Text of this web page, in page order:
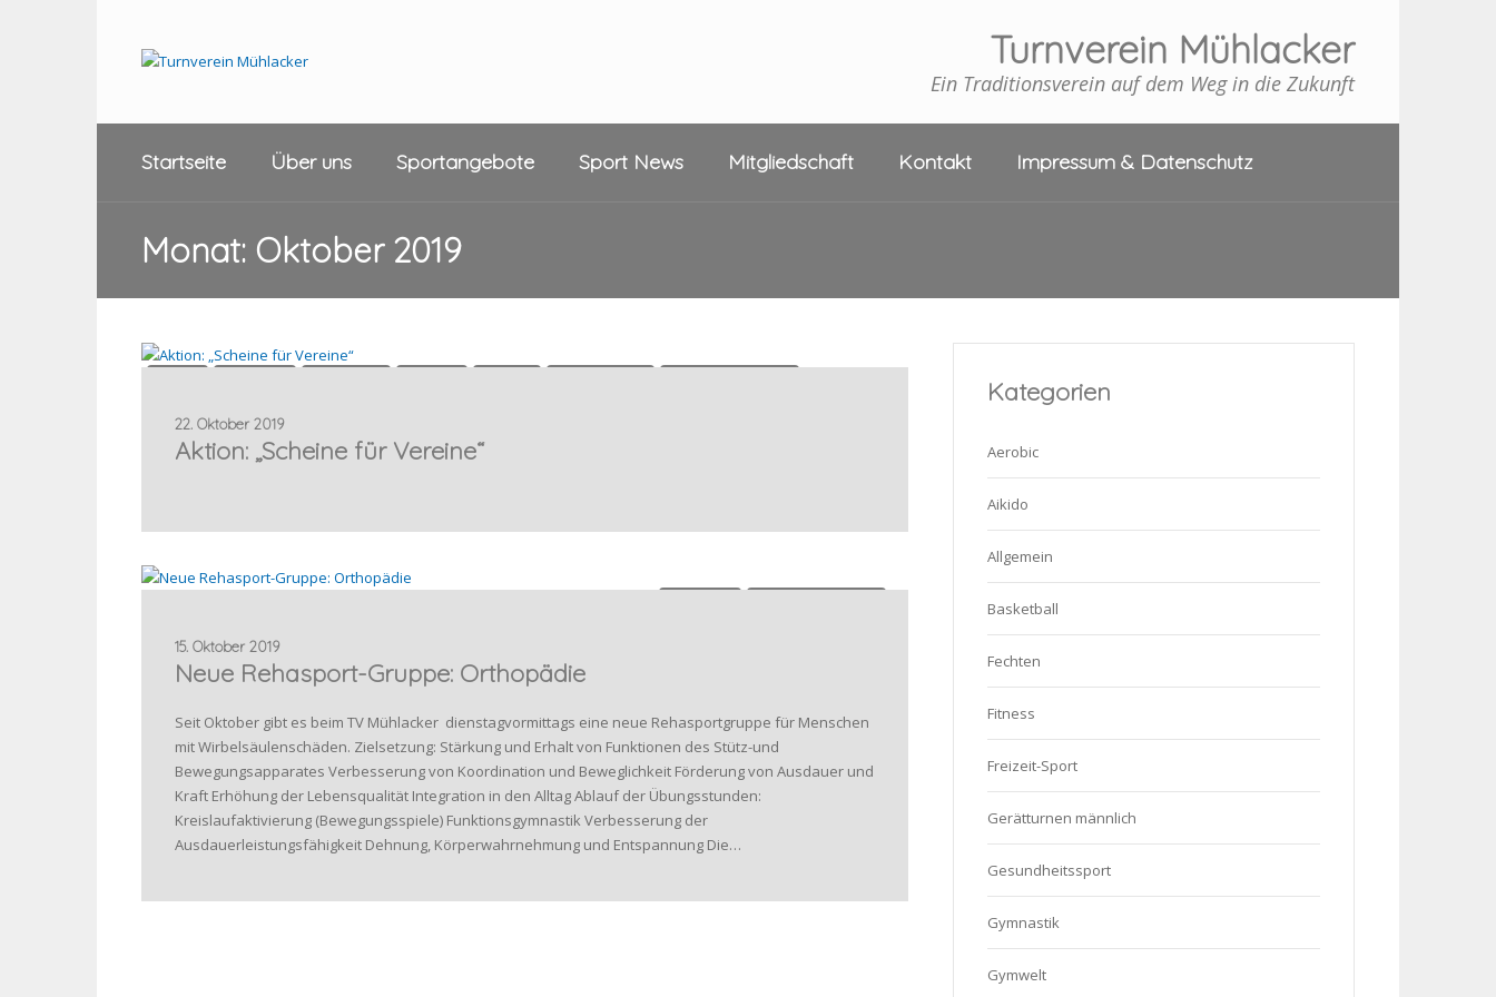
Turnverein Mühlacker
Ein Traditionsverein auf dem Weg in die Zukunft
Startseite Über uns Sportangebote Sport News Mitgliedschaft Kontakt Impressum & Datenschutz
Monat: Oktober 2019
Sportgala
Tanzen Turnen
22. Oktober 2019
Aktion: „Scheine für Vereine“
15. Oktober 2019
Neue Rehasport-Gruppe: Orthopädie
Seit Oktober gibt es beim TV Mühlacker dienstagvormittags eine neue Rehasportgruppe für Menschen
mit Wirbelsäulenschäden. Zielsetzung: Stärkung und Erhalt von Funktionen des Stütz-und
Bewegungsapparates Verbesserung von Koordination und Beweglichkeit Förderung von Ausdauer und
Kraft Erhöhung der Lebensqualität Integration in den Alltag Ablauf der Übungsstunden:
Kreislaufaktivierung (Bewegungsspiele) Funktionsgymnastik Verbesserung der
Ausdauerleistungsfähigkeit Dehnung, Körperwahrnehmung und Entspannung Die…
Kategorien
Aerobic
Aikido
Allgemein
Basketball
Fechten
Fitness
Freizeit-Sport
Gerätturnen männlich
Gesundheitssport
Gymnastik
Gymwelt